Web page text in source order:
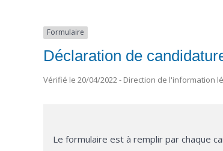
Formulaire
Déclaration de
Vérifié le 20/04/2022 - Direction de l'information
Le formulaire est à remplir par chaque